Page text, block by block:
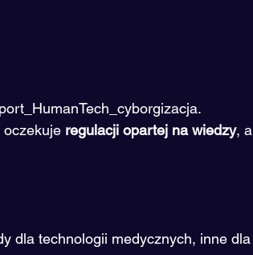
oczekuje regulacji opartej na wiedzy, a
dla technologii medycznych, inne dla